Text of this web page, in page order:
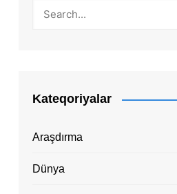
Kateqoriyalar
Araşdırma
Dünya